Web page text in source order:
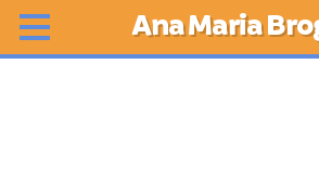
Ana Maria